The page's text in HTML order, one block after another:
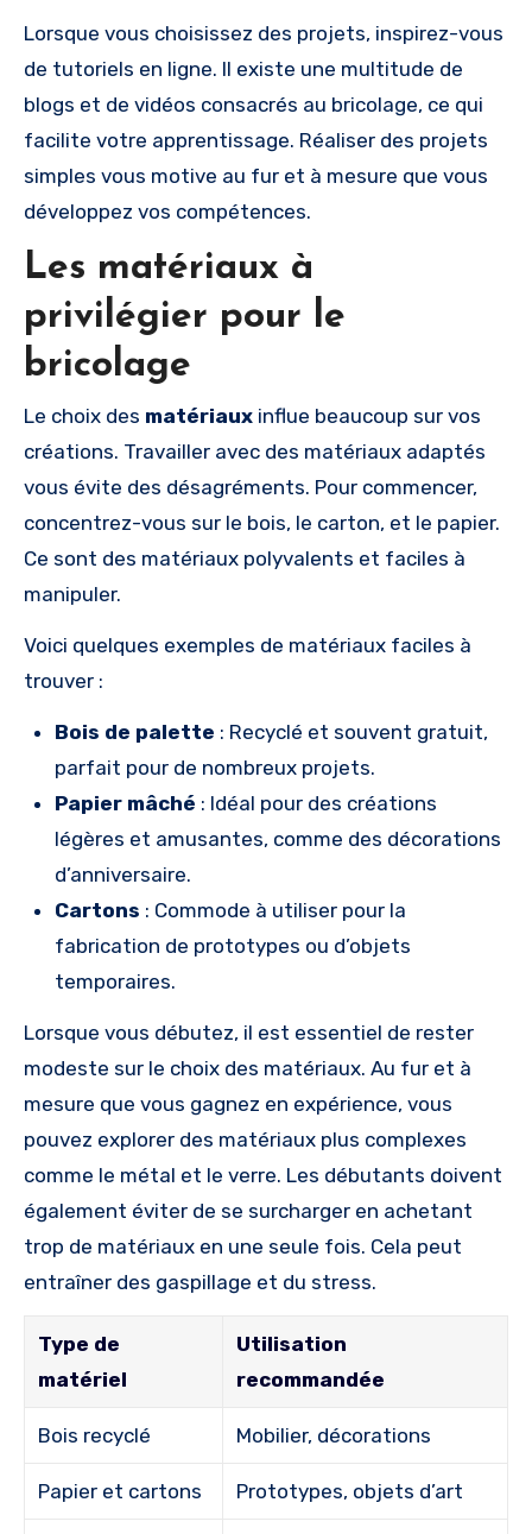
Lorsque vous choisissez des projets, inspirez-vous
de tutoriels en ligne. Il existe une multitude de
blogs et de vidéos consacrés au bricolage, ce qui
facilite votre apprentissage. Réaliser des projets
simples vous motive au fur et à mesure que vous
développez vos compétences.
Les matériaux à
privilégier pour le
bricolage
Le choix des matériaux influe beaucoup sur vos
créations. Travailler avec des matériaux adaptés
vous évite des désagréments. Pour commencer,
concentrez-vous sur le bois, le carton, et le papier.
Ce sont des matériaux polyvalents et faciles à
manipuler.
Voici quelques exemples de matériaux faciles à
trouver :
Bois de palette : Recyclé et souvent gratuit,
parfait pour de nombreux projets.
Papier mâché : Idéal pour des créations
légères et amusantes, comme des décorations
d’anniversaire.
Cartons : Commode à utiliser pour la
fabrication de prototypes ou d’objets
temporaires.
Lorsque vous débutez, il est essentiel de rester
modeste sur le choix des matériaux. Au fur et à
mesure que vous gagnez en expérience, vous
pouvez explorer des matériaux plus complexes
comme le métal et le verre. Les débutants doivent
également éviter de se surcharger en achetant
trop de matériaux en une seule fois. Cela peut
entraîner des gaspillage et du stress.
Type de
matériel
Utilisation
recommandée
Bois recyclé Mobilier, décorations
Papier et cartons Prototypes, objets d’art